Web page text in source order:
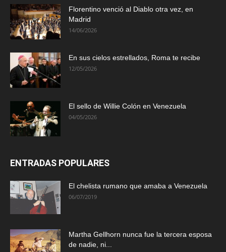
Florentino venció al Diablo otra vez, en
Madrid
14/06/2026
En sus cielos estrellados, Roma te recibe
12/05/2026
El sello de Willie Colón en Venezuela
04/05/2026
ENTRADAS POPULARES
El chelista rumano que amaba a Venezuela
06/07/2019
Martha Gellhorn nunca fue la tercera esposa
de nadie, ni...